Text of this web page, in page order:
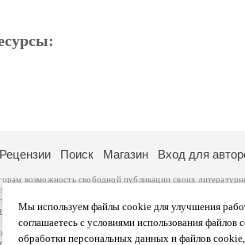
Мы используем файлы cookie для улучшения
соглашаетесь с условиями использования
обработки персональных данных и файлов cookie,
Рецензии Поиск Магазин Вход для
возможность свободной публикации своих
авторам и охраняются
. Перепечатка
произведений авторы несут самостоятельно на основании
обработки персональных данных. Вы также можете
– порядка 100 тысяч посетителей, которые в общей
текста. В каждой графе указано по две цифры: количество